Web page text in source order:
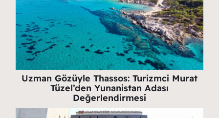
Uzman Gözüyle Thassos: Turizmci Murat
Tüzel’den Yunanistan Adası
Değerlendirmesi